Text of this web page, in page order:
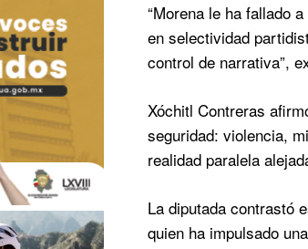
“Morena le ha fallado
en selectividad
control de narrativa”,
Xóchitl Contreras
seguridad: violencia,
realidad paralela
La diputada contrastó
quien ha impulsado